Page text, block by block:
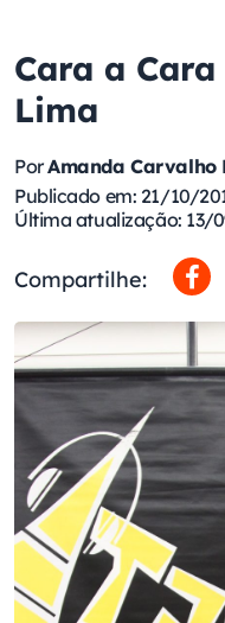
Cara a
Lima
PorAmanda Carvalho
Publicado em: 21/10/
Última atualização: 13/
Compartilhe: